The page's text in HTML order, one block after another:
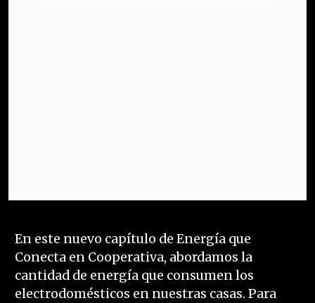
En este nuevo capítulo de Energía que
Conecta en Cooperativa, abordamos la
cantidad de energía que consumen los
electrodomésticos en nuestras casas. Para